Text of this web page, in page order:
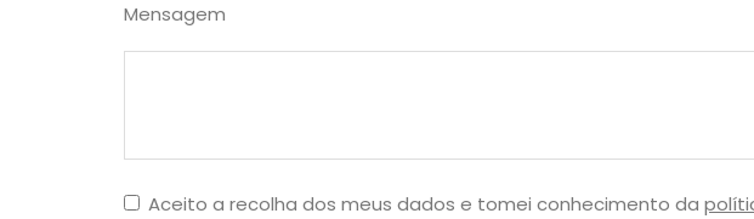
Mensagem
Aceito a recolha dos meus dados e tomei conhecimento da